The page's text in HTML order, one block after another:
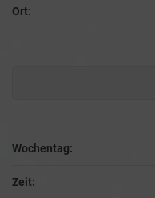
Ort:
Wochentag:
Zeit: